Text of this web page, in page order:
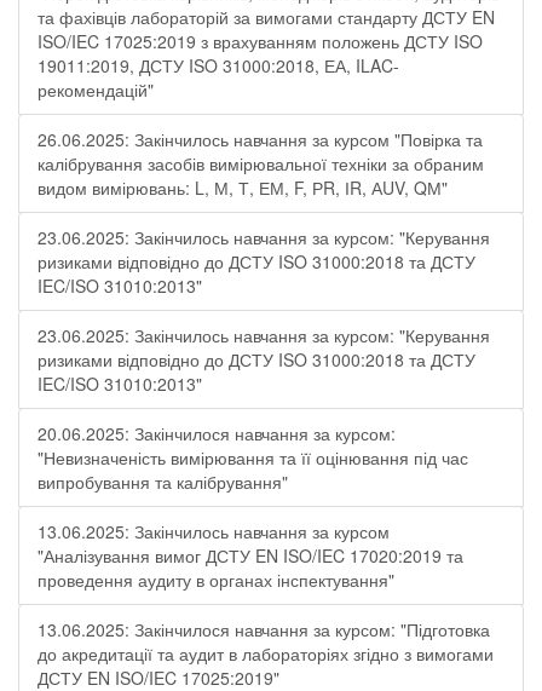
та фахівців лабораторій за вимогами стандарту ДСТУ EN
ISO/IEC 17025:2019 з врахуванням положень ДСТУ ISO
19011:2019, ДСТУ ISO 31000:2018, ЕА, ILAC-
рекомендацій"
26.06.2025: Закінчилось навчання за курсом "Повірка та
калібрування засобів вимірювальної техніки за обраним
видом вимірювань: L, М, Т, ЕМ, F, РR, ІR, АUV, QМ"
23.06.2025: Закінчилось навчання за курсом: "Керування
ризиками відповідно до ДСТУ ISO 31000:2018 та ДСТУ
IEC/ISO 31010:2013"
23.06.2025: Закінчилось навчання за курсом: "Керування
ризиками відповідно до ДСТУ ISO 31000:2018 та ДСТУ
IEC/ISO 31010:2013"
20.06.2025: Закінчилося навчання за курсом:
"Невизначеність вимірювання та її оцінювання під час
випробування та калібрування"
13.06.2025: Закінчилось навчання за курсом
"Аналізування вимог ДСТУ EN ISO/IEC 17020:2019 та
проведення аудиту в органах інспектування"
13.06.2025: Закінчилося навчання за курсом: "Підготовка
до акредитації та аудит в лабораторіях згідно з вимогами
ДСТУ EN ISO/IEC 17025:2019"